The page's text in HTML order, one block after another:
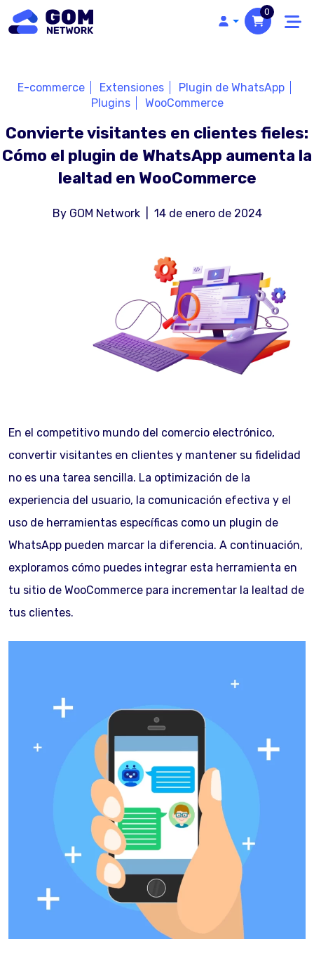
0
Convierte visitantes en clientes fieles:
Cómo el plugin de WhatsApp aumenta la
lealtad en WooCommerce
E-commerce Extensiones
Plugin de WhatsApp
Plugins
WooCommerce
By GOM Network 14 de enero de 2024
En el competitivo mundo del comercio electrónico,
convertir visitantes en clientes y mantener su fidelidad
no es una tarea sencilla. La optimización de la
experiencia del usuario, la comunicación efectiva y el
uso de herramientas específicas como un plugin de
WhatsApp pueden marcar la diferencia. A continuación,
exploramos cómo puedes integrar esta herramienta en
tu sitio de WooCommerce para incrementar la lealtad de
tus clientes.